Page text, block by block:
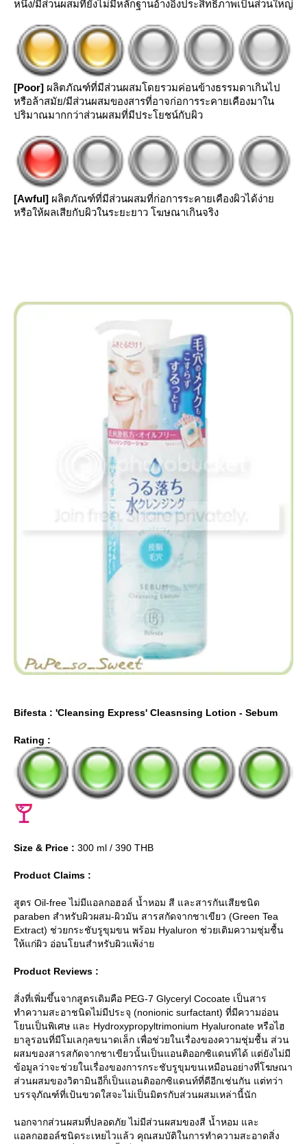
หนึ่ง/มีส่วนผสมที่ยังไม่มีหลักฐานอ้างอิงประสิทธิภาพเป็นส่วนใหญ่
[Poor] ผลิตภัณฑ์ที่มีส่วนผสมโดยรวมค่อนข้างธรรมดาเกินไป
หรือล้าสมัย/มีส่วนผสมของสารที่อาจก่อการระคายเคืองมาใน
ปริมาณมากกว่าส่วนผสมที่มีประโยชน์กับผิว
[Awful] ผลิตภัณฑ์ที่มีส่วนผสมที่ก่อการระคายเคืองผิวได้ง่า
หรือให้ผลเสียกับผิวในระยะยาว โฆษณาเกินจริง
Bifesta : 'Cleansing Express' Cleasnsing Lotion - Sebum
Rating :
Size & Price : 300 ml / 390 THB
Product Claims :
สูตร Oil-free ไม่มีแอลกอฮอล์ น้ำหอม สี และสารกันเสียชนิด
paraben สำหรับผิวผสม-ผิวมัน สารสกัดจากชาเขียว (Green Tea
Extract) ช่วยกระชับรูขุมขน พร้อม Hyaluron ช่วยเติมความชุ่มชื้น
ห้แก่ผิว อ่อนโยนสำหรับผิวแพ้ง่า
Product Reviews :
สิ่งที่เพิ่มขึ้นจากสูตรเดิมคือ PEG-7 Glyceryl Cocoate เป็นสาร
ทำความสะอาชนิดไม่มีประจุ (nonionic surfactant) ที่มีความอ่อน
นเป็นพิเศษ และ Hydroxypropyltrimonium Hyaluronate หรือไฮ
าลูรอนที่มีโมเลกุลขนาดเล็ก เพื่อช่วยในเรื่องของความชุ่มชื้น ส่วน
ผสมของสารสกัดจากชาเขียวนั้นเป็นแอนติออกซิแดนท์ได้ แต่ยังไม่มี
ข้อมูลว่าจะช่วยในเรื่องของการกระชับรูขุมขนเหมือนอย่างที่โฆษณา
ส่วนผสมของวิตามินอีก็เป็นแอนติออกซิแดนท์ที่ดีอีกเช่นกัน แต่ทว่า
บรรจุภัณฑ์ที่เป้นขวดใสจะไม่เป็นมิตรกับส่วนผสมเหล่านี้นัก
นอกจากส่วนผสมที่ปลอดภัย ไม่มีส่วนผสมของสี น้ำหอม และ
อลกอฮอล์ชนิดระเหยไวแล้ว คุณสมบัติในการทำความสะอาดสิ่ง